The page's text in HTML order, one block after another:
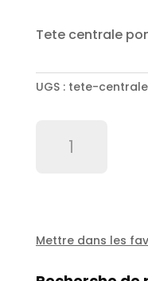
Tete centrale
UGS : tete-
Mettre dans les